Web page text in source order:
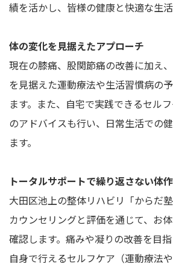
績を活かし、皆様の健康と快適な生活
体の変化を見据えたアプローチ
現在の膝痛、股関節痛の改善に加え
を見据えた運動療法や生活習慣病の
ます。また、自宅で実践できるセル
のアドバイスも行い、日常生活での
ます。
トータルサポートで繰り返さない体作
大田区池上の整体リハビリ「からだ
カウンセリングと評価を通じて、お
確認します。痛みや凝りの改善を目
自身で行えるセルフケア（運動療法